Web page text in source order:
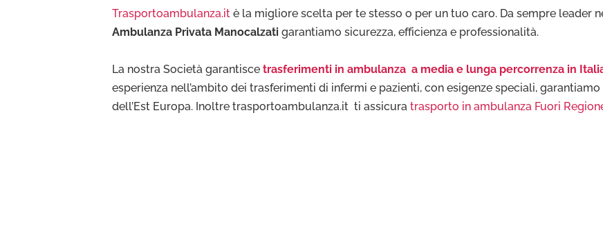
Trasportoambulanza.it è la migliore scelta per te stesso o per un tuo caro. Da sempre leader
Ambulanza Privata Manocalzati garantiamo sicurezza, efficienza e professionalità.
La nostra Società garantisce trasferimenti in ambulanza a media e lunga percorrenza in
esperienza nell’ambito dei trasferimenti di infermi e pazienti, con esigenze speciali,
dell’Est Europa. Inoltre trasportoambulanza.it ti assicura trasporto in ambulanza Fuori